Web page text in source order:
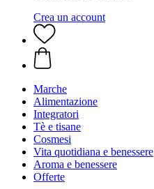
Crea un account
Marche
Alimentazione
Integratori
Tè e tisane
Cosmesi
Vita quotidiana e benessere
Aroma e benessere
Offerte